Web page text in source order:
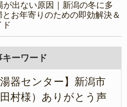
が出ない原因｜新潟の冬に多
お年寄りのための即効解決＆
ド
キーワード
器センター】新潟市
村様）ありがとう声